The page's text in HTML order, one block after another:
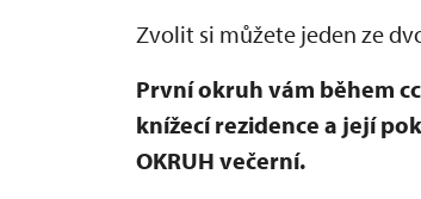
Zvolit si můžete jeden ze
První okruh vám během
knížecí rezidence a její
OKRUH večerní.